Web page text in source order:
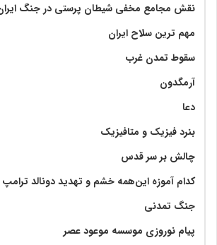
نقش مجامع مخفی شیطان پرستی در جنگ
مهم ترین سلاح ایران
سقوط تمدن غرب
آرمگدون
دعا
بنرد فیزیک و متافیزیک
چالش بر سر قدس
کدام آموزه این‌همه خشم و تهدید دونالد
جنگ تمدنی
پیام نوروزی موسسه موعود عصر